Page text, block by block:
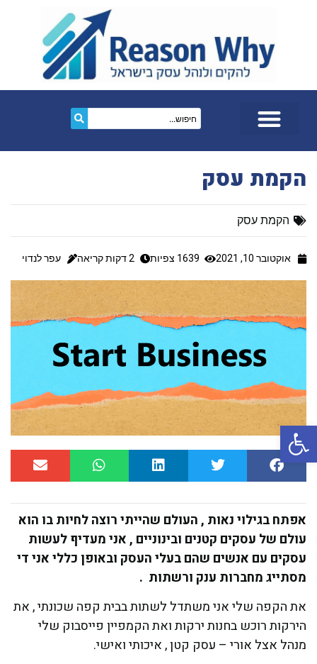
פתח סרגל נגישות
הקמת עסק
הקמת עסק
אוקטובר 10, 2021 1639 צפיות 2דקות קריאה עפר לנדוי
אפתח בגילוי נאות , העולם שהייתי רוצה לחיות בו הוא
עולם של עסקים קטנים ובינוניים , אני מעדיף לעשות
עסקים עם אנשים שהם בעלי העסק ובאופן כללי אני די
מסתייג מחברות ענק ורשתות .
את הקפה שלי אני משתדל לשתות בבית קפה שכונתי , את
הירקות רוכש בחנות ירקות ואת הקמפיין פייסבוק שלי
מנהל אצל אורי – עסק קטן , איכותי ואישי.